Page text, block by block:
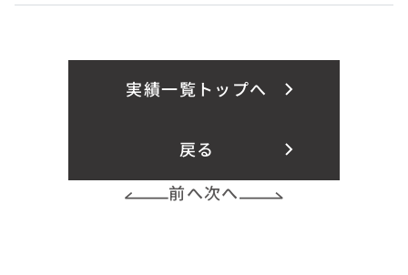
実績一覧トップへ
戻る
前へ次へ